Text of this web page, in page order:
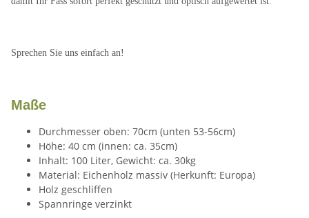
Sprechen Sie uns einfach an!
Maße
Durchmesser oben: 70cm (unten 53-56cm)
Höhe: 40 cm (innen: ca. 35cm)
Inhalt: 100 Liter, Gewicht: ca. 30kg
Material: Eichenholz massiv (Herkunft: Europa)
Holz geschliffen
Spannringe verzinkt